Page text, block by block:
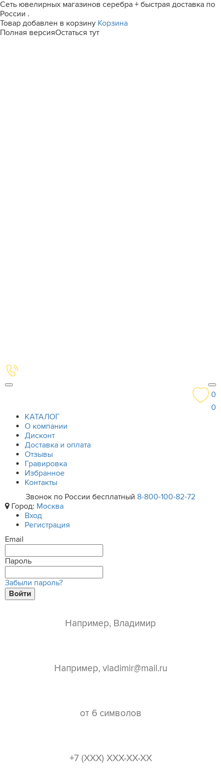
Сеть ювелирных магазинов серебра + быстрая доставка по
России .
Товар добавлен в корзину Корзина
Полная версияОстаться тут
0
0
КАТАЛОГ
О компании
Дисконт
Доставка и оплата
Отзывы
Гравировка
Избранное
Контакты
Звонок по России бесплатный 8-800-100-82-72
Город: Москва
Вход
Регистрация
Email
Пароль
Забыли пароль?
Войти